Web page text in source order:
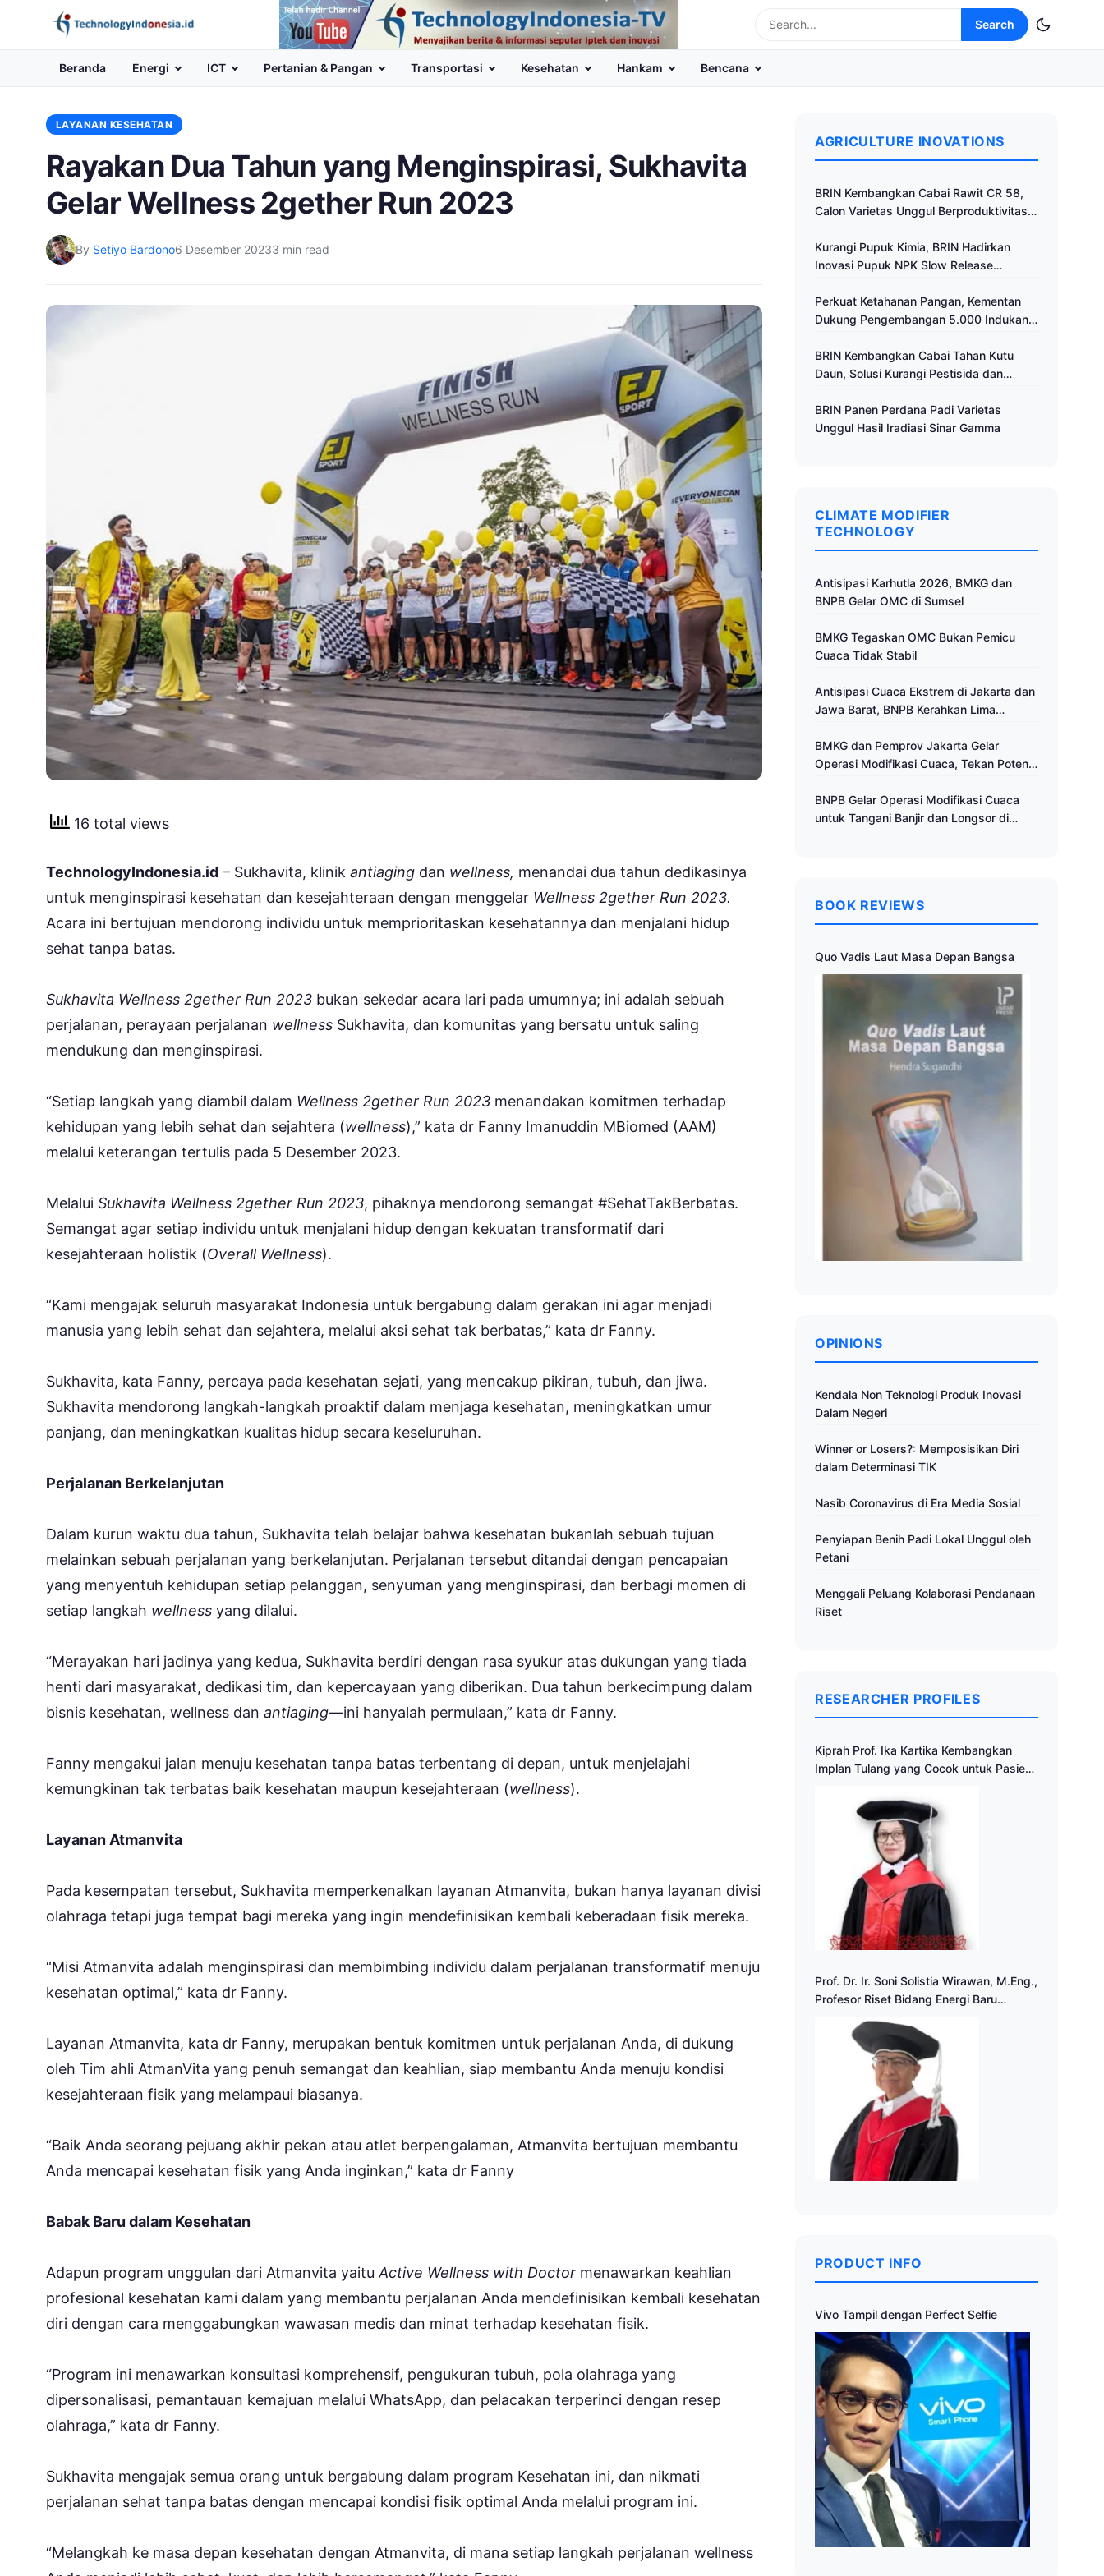
Channel
Youtube
Search
Beranda Energi ICT Pertanian & Pangan Transportasi Kesehatan Hankam Bencana
LAYANAN KESEHATAN
Rayakan Dua Tahun yang Menginspirasi, Sukhavita
Gelar Wellness 2gether Run 2023
By Setiyo Bardono6 Desember 20233 min read
16 total views
TechnologyIndonesia.id – Sukhavita, klinik antiaging dan wellness, menandai dua tahun dedikasinya
untuk menginspirasi kesehatan dan kesejahteraan dengan menggelar Wellness 2gether Run 2023.
Acara ini bertujuan mendorong individu untuk memprioritaskan kesehatannya dan menjalani hidup
sehat tanpa batas.
Sukhavita Wellness 2gether Run 2023 bukan sekedar acara lari pada umumnya; ini adalah sebuah
perjalanan, perayaan perjalanan wellness Sukhavita, dan komunitas yang bersatu untuk saling
mendukung dan menginspirasi.
“Setiap langkah yang diambil dalam Wellness 2gether Run 2023 menandakan komitmen terhadap
kehidupan yang lebih sehat dan sejahtera (wellness),” kata dr Fanny Imanuddin MBiomed (AAM)
melalui keterangan tertulis pada 5 Desember 2023.
Melalui Sukhavita Wellness 2gether Run 2023, pihaknya mendorong semangat #SehatTakBerbatas.
Semangat agar setiap individu untuk menjalani hidup dengan kekuatan transformatif dari
kesejahteraan holistik (Overall Wellness).
“Kami mengajak seluruh masyarakat Indonesia untuk bergabung dalam gerakan ini agar menjadi
manusia yang lebih sehat dan sejahtera, melalui aksi sehat tak berbatas,” kata dr Fanny.
Sukhavita, kata Fanny, percaya pada kesehatan sejati, yang mencakup pikiran, tubuh, dan jiwa.
Sukhavita mendorong langkah-langkah proaktif dalam menjaga kesehatan, meningkatkan umur
panjang, dan meningkatkan kualitas hidup secara keseluruhan.
Perjalanan Berkelanjutan
Dalam kurun waktu dua tahun, Sukhavita telah belajar bahwa kesehatan bukanlah sebuah tujuan
melainkan sebuah perjalanan yang berkelanjutan. Perjalanan tersebut ditandai dengan pencapaian
yang menyentuh kehidupan setiap pelanggan, senyuman yang menginspirasi, dan berbagi momen di
setiap langkah wellness yang dilalui.
“Merayakan hari jadinya yang kedua, Sukhavita berdiri dengan rasa syukur atas dukungan yang tiada
henti dari masyarakat, dedikasi tim, dan kepercayaan yang diberikan. Dua tahun berkecimpung dalam
bisnis kesehatan, wellness dan antiaging—ini hanyalah permulaan,” kata dr Fanny.
Fanny mengakui jalan menuju kesehatan tanpa batas terbentang di depan, untuk menjelajahi
kemungkinan tak terbatas baik kesehatan maupun kesejahteraan (wellness).
Layanan Atmanvita
Pada kesempatan tersebut, Sukhavita memperkenalkan layanan Atmanvita, bukan hanya layanan divisi
olahraga tetapi juga tempat bagi mereka yang ingin mendefinisikan kembali keberadaan fisik mereka.
“Misi Atmanvita adalah menginspirasi dan membimbing individu dalam perjalanan transformatif menuju
kesehatan optimal,” kata dr Fanny.
Layanan Atmanvita, kata dr Fanny, merupakan bentuk komitmen untuk perjalanan Anda, di dukung
oleh Tim ahli AtmanVita yang penuh semangat dan keahlian, siap membantu Anda menuju kondisi
kesejahteraan fisik yang melampaui biasanya.
“Baik Anda seorang pejuang akhir pekan atau atlet berpengalaman, Atmanvita bertujuan membantu
Anda mencapai kesehatan fisik yang Anda inginkan,” kata dr Fanny
Babak Baru dalam Kesehatan
Adapun program unggulan dari Atmanvita yaitu Active Wellness with Doctor menawarkan keahlian
profesional kesehatan kami dalam yang membantu perjalanan Anda mendefinisikan kembali kesehatan
diri dengan cara menggabungkan wawasan medis dan minat terhadap kesehatan fisik.
“Program ini menawarkan konsultasi komprehensif, pengukuran tubuh, pola olahraga yang
dipersonalisasi, pemantauan kemajuan melalui WhatsApp, dan pelacakan terperinci dengan resep
olahraga,” kata dr Fanny.
Sukhavita mengajak semua orang untuk bergabung dalam program Kesehatan ini, dan nikmati
perjalanan sehat tanpa batas dengan mencapai kondisi fisik optimal Anda melalui program ini.
“Melangkah ke masa depan kesehatan dengan Atmanvita, di mana setiap langkah perjalanan wellness
AGRICULTURE INOVATIONS
BRIN Kembangkan Cabai Rawit CR 58,
Calon Varietas Unggul Berproduktivitas
Kurangi Pupuk Kimia, BRIN Hadirkan
Inovasi Pupuk NPK Slow Release
Perkuat Ketahanan Pangan, Kementan
Dukung Pengembangan 5.000 Indukan
BRIN Kembangkan Cabai Tahan Kutu
Daun, Solusi Kurangi Pestisida dan
BRIN Panen Perdana Padi Varietas
Unggul Hasil Iradiasi Sinar Gamma
CLIMATE MODIFIER
TECHNOLOGY
Antisipasi Karhutla 2026, BMKG dan
BNPB Gelar OMC di Sumsel
BMKG Tegaskan OMC Bukan Pemicu
Cuaca Tidak Stabil
Antisipasi Cuaca Ekstrem di Jakarta dan
Jawa Barat, BNPB Kerahkan Lima
Cuaca
BMKG dan Pemprov Jakarta Gelar
Operasi Modifikasi Cuaca, Tekan Potensi
BNPB Gelar Operasi Modifikasi Cuaca
untuk Tangani Banjir dan Longsor di
BOOK REVIEWS
Quo Vadis Laut Masa Depan Bangsa
OPINIONS
Kendala Non Teknologi Produk Inovasi
Dalam Negeri
Winner or Losers?: Memposisikan Diri
dalam Determinasi TIK
Nasib Coronavirus di Era Media Sosial
Penyiapan Benih Padi Lokal Unggul oleh
Petani
Menggali Peluang Kolaborasi Pendanaan
Riset
RESEARCHER PROFILES
Kiprah Prof. Ika Kartika Kembangkan
Implan Tulang yang Cocok untuk Pasien
Prof. Dr. Ir. Soni Solistia Wirawan, M.Eng.,
Profesor Riset Bidang Energi Baru
PRODUCT INFO
Vivo Tampil dengan Perfect Selfie